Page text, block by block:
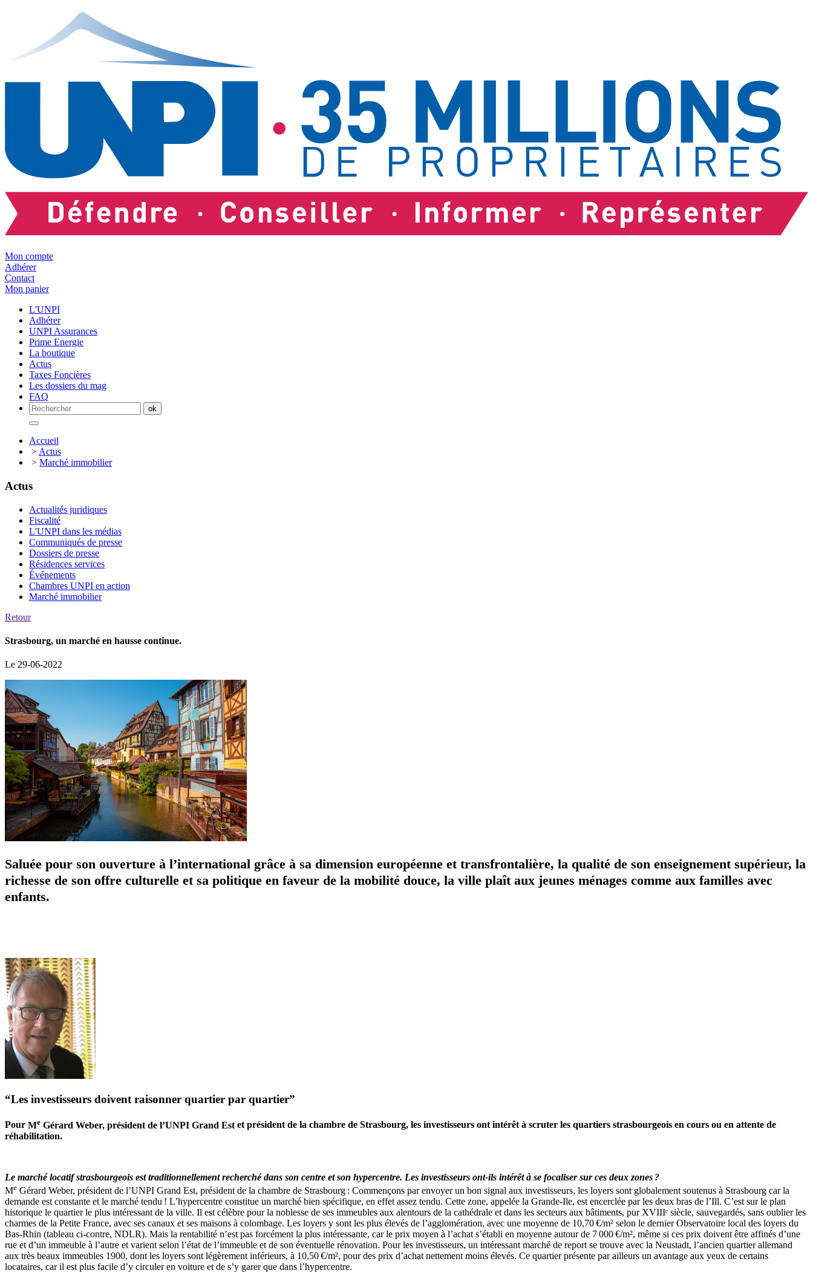
Mon compte
Adhérer
Contact
Mon panier
L'UNPI
Adhérer
UNPI Assurances
Prime Energie
La boutique
Actus
Taxes Foncières
Les dossiers du mag
FAQ
Accueil
> Actus
> Marché immobilier
Actus
Actualités juridiques
Fiscalité
L'UNPI dans les médias
Communiqués de presse
Dossiers de presse
Résidences services
Événements
Chambres UNPI en action
Marché immobilier
Retour
Strasbourg, un marché en hausse continue.
Le 29-06-2022
Saluée pour son ouverture à l’international grâce à sa dimension européenne et transfrontalière, la qualité de son enseignement supérieur, la
richesse de son offre culturelle et sa politique en faveur de la mobilité douce, la ville plaît aux jeunes ménages comme aux familles avec
enfants.
“Les investisseurs doivent raisonner quartier par quartier”
Pour Me Gérard Weber, président de l’UNPI Grand Est etprésident de la chambre de Strasbourg, les investisseurs ont intérêt à scruter les quartiers strasbourgeois en cours ou en attente de
réhabilitation.
Le marché locatif strasbourgeois est traditionnellement recherché dans son centre et son hypercentre. Les investisseurs ont-ils intérêt à se focaliser sur ces deux zones ?
Me Gérard Weber, président de l’UNPI Grand Est, président de la chambre de Strasbourg : Commençons par envoyer un bon signal aux investisseurs, les loyers sont globalement soutenus à Strasbourg car la
demande est constante et le marché tendu ! L’hypercentre constitue un marché bien spécifique, en effet assez tendu. Cette zone, appelée la Grande-Ile, est encerclée par les deux bras de l’Ill. C’est sur le plan
historique le quartier le plus intéressant de la ville. Il est célèbre pour la noblesse de ses immeubles aux alentours de la cathédrale et dans les secteurs aux bâtiments, pur XVIIIᵉ siècle, sauvegardés, sans oublier les
charmes de la Petite France, avec ses canaux et ses maisons à colombage. Les loyers y sont les plus élevés de l’agglomération, avec une moyenne de 10,70 €/m² selon le dernier Observatoire local des loyers du
Bas-Rhin (tableau ci-contre, NDLR). Mais la rentabilité n’est pas forcément la plus intéressante, car le prix moyen à l’achat s’établi en moyenne autour de 7 000 €/m², même si ces prix doivent être affinés d’une
rue et d’un immeuble à l’autre et varient selon l’état de l’immeuble et de son éventuelle rénovation. Pour les investisseurs, un intéressant marché de report se trouve avec la Neustadt, l’ancien quartier allemand
aux très beaux immeubles 1900, dont les loyers sont légèrement inférieurs, à 10,50 €/m², pour des prix d’achat nettement moins élevés. Ce quartier présente par ailleurs un avantage aux yeux de certains
locataires, car il est plus facile d’y circuler en voiture et de s’y garer que dans l’hypercentre.